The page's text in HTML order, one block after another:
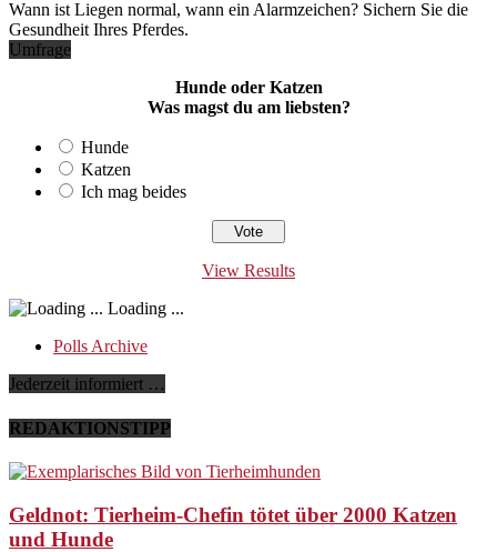
Wann ist Liegen normal, wann ein Alarmzeichen? Sichern Sie die
Gesundheit Ihres Pferdes.
Umfrage
Hunde oder Katzen
Was magst du am liebsten?
Hunde
Katzen
Ich mag beides
View Results
Loading ...
Polls Archive
Jederzeit informiert …
REDAKTIONSTIPP
Geldnot: Tierheim-Chefin tötet über 2000 Katzen
und Hunde